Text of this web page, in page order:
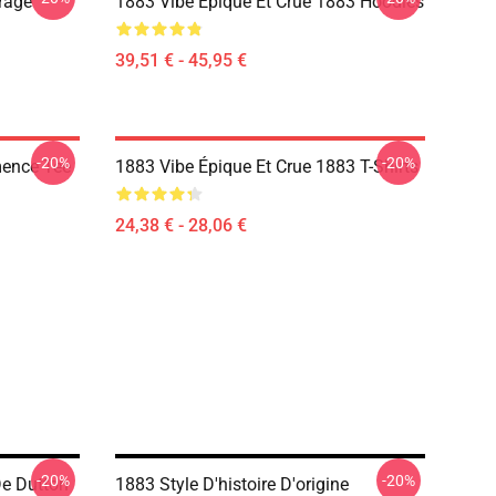
39,51 € - 45,95 €
Tee
-20% 1883 Vibe Épique Et Crue 1883 T-Shirts
24,38 € - 28,06 €
-20%
Dutton
-20%
1883 Style D'histoire D'origine
-20%